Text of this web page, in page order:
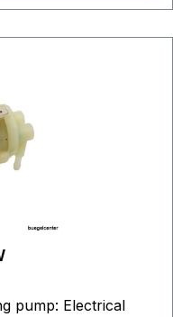
Electrical